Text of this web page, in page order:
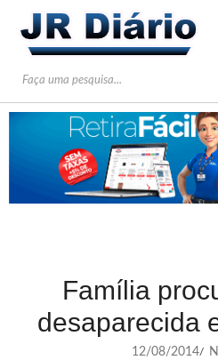
Família
desaparecida
12/08/2014/